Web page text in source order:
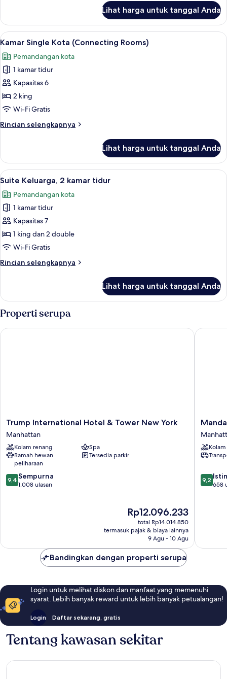
Tidur
Double,
bathtub
Kamar
Double
atau
Standar,
2
Tidur
Double,
bathtub
Lihat harga untuk tanggal Anda
Lihat
semua
foto
untuk
Kamar
Single
Kota
Rooms)
Seprai premium, minibar, brankas,
7
Kamar Single Kota (Connecting Rooms)
Pemandangan kota
1 kamar tidur
Kapasitas 6
2 king
Wi-Fi Gratis
Rincian selengkapnya
Rincian
Kamar
Single
Kota
Rooms)
Lihat harga untuk tanggal Anda
Lihat
semua
foto
untuk
Suite
Keluarga,
2
tidur
Seprai premium, minibar, brankas,
8
Suite Keluarga, 2 kamar tidur
Pemandangan kota
1 kamar tidur
Kapasitas 7
1 king dan 2 double
Wi-Fi Gratis
Rincian selengkapnya
Rincian
Suite
2
tidur
Lihat harga untuk tanggal Anda
Properti serupa
Trump
International
Hotel
&
Tower
New
York
Manhattan
Trump International Hotel & Tower New York
Manhattan
Kolam renang
Spa
Ramah hewan
peliharaan
Tersedia parkir
9.4
dari
9,4 Sempurna
1.008 ulasan
Harga
sekarang
Rp12.096.233
Rp12.096.233
total Rp14.014.850
termasuk pajak & biaya lainnya
9 Agu - 10 Agu
Trump International Hotel & Tower New York
New
York
9.2
dari
9,2
658
Bandingkan dengan properti serupa
Login untuk melihat diskon dan manfaat yang memenuhi
syarat. Lebih banyak reward untuk lebih banyak petualangan!
Login Daftar sekarang, gratis
Tentang kawasan sekitar